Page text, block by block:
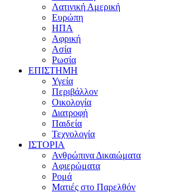
Λατινική Αμερική
Ευρώπη
ΗΠΑ
Αφρική
Ασία
Ρωσία
ΕΠΙΣΤΗΜΗ
Υγεία
Περιβάλλον
Οικολογία
Διατροφή
Παιδεία
Τεχνολογία
ΙΣΤΟΡΙΑ
Ανθρώπινα Δικαιώματα
Αφιερώματα
Ρομά
Ματιές στο Παρελθόν